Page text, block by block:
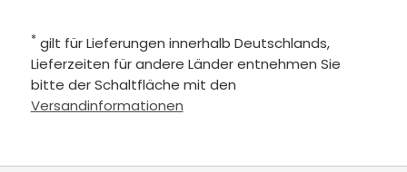
* gilt für Lieferungen innerhalb Deutschlands,
Lieferzeiten für andere Länder entnehmen Sie
bitte der Schaltfläche mit den
Versandinformationen